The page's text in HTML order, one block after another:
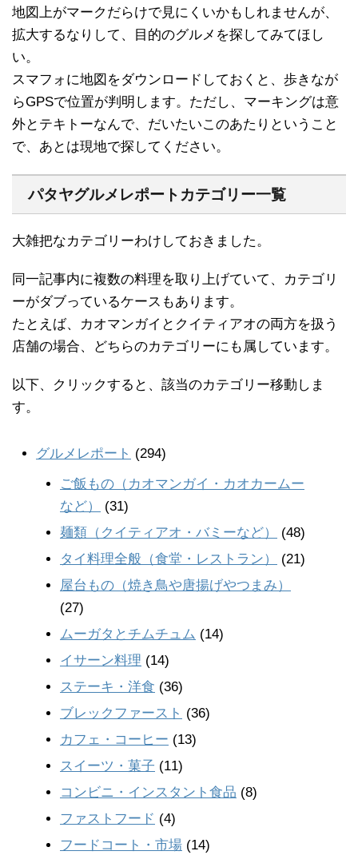
地図上がマークだらけで見にくいかもしれませんが、
拡大するなりして、目的のグルメを探してみてほし
い。
スマフォに地図をダウンロードしておくと、歩きなが
らGPSで位置が判明します。ただし、マーキングは意
外とテキトーなんで、だいたいこのあたりということ
で、あとは現地で探してください。
パタヤグルメレポートカテゴリー一覧
大雑把なカテゴリーわけしておきました。
同一記事内に複数の料理を取り上げていて、カテゴリ
ーがダブっているケースもあります。
たとえば、カオマンガイとクイティアオの両方を扱う
店舗の場合、どちらのカテゴリーにも属しています。
以下、クリックすると、該当のカテゴリー移動しま
す。
グルメレポート (294)
ご飯もの（カオマンガイ・カオカームー
など）
(31)
麺類（クイティアオ・バミーなど）
(48)
タイ料理全般（食堂・レストラン）
(21)
屋台もの（焼き鳥や唐揚げやつまみ）
(27)
ムーガタとチムチュム (14)
イサーン料理 (14)
ステーキ・洋食 (36)
ブレックファースト (36)
カフェ・コーヒー (13)
スイーツ・菓子 (11)
コンビニ・インスタント食品 (8)
ファストフード (4)
フードコート・市場 (14)